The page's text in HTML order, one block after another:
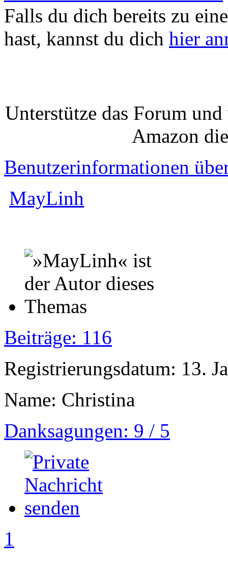
Falls du dich bereits zu
hast, kannst du dich hier
Unterstütze das Forum
Amazon
Benutzerinformationen
MayLinh
Beiträge: 116
Registrierungsdatum: 13.
Name: Christina
Danksagungen: 9 / 5
1